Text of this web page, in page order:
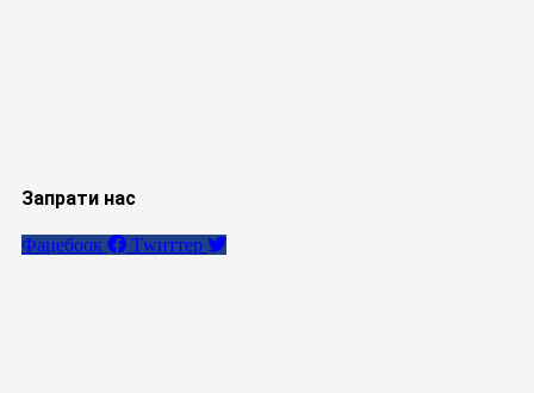
Запрати нас
Фацебоок Тwиттер